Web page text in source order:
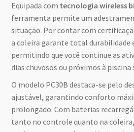
Equipada com tecnologia wireless
ferramenta permite um
situação. Por contar com
a coleira garante total durabilidade
permitindo que você continue as
dias chuvosos ou próximos à piscina
O modelo PC30B destaca-se pelo
ajustável, garantindo conforto
prolongado. Com baterias
tanto no controle quanto na